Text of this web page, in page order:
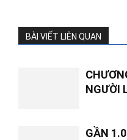
BÀI VIẾT LIÊN QUAN
NGƯỜI
GẦN